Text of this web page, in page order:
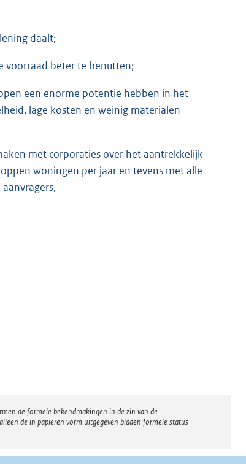
daalt;
voorraad beter te benutten;
een enorme potentie hebben in het
lage kosten en weinig materialen
met corporaties over het aantrekkelijk
woningen per jaar en tevens met alle
de formele bekendmakingen in de zin van de
de in papieren vorm uitgegeven bladen formele status